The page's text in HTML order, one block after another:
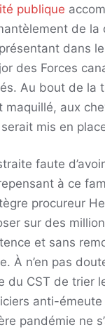
publique
de
dans
des Forces
Au bout de la
maquillé, aux
mis en
faute
à ce
procureur
sur des
et sans
À n’en pas
du CST de trier
anti-
pandémie ne